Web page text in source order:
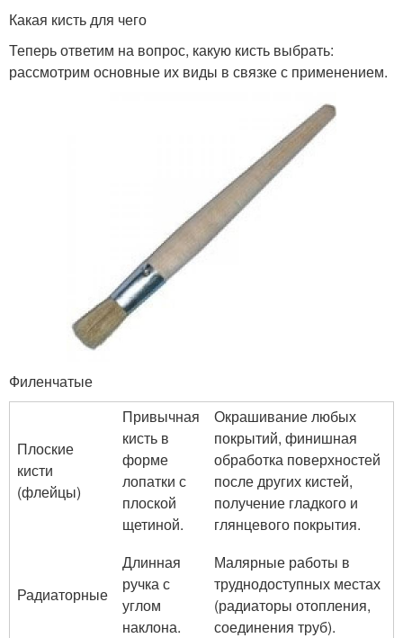
Какая кисть для чего
Теперь ответим на вопрос, какую кисть выбрать:
рассмотрим основные их виды в связке с применением.
Филенчатые
Плоские
кисти
(флейцы)
Привычная
кисть в
форме
лопатки с
плоской
щетиной.
Окрашивание любых
покрытий, финишная
обработка поверхностей
после других кистей,
получение гладкого и
глянцевого покрытия.
Радиаторные
Длинная
ручка с
углом
наклона.
Малярные работы в
труднодоступных местах
(радиаторы отопления,
соединения труб).